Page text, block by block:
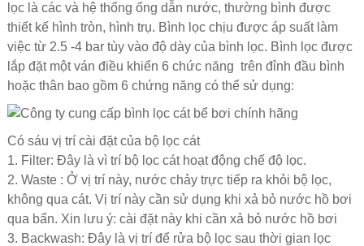
lọc là các và hệ thống ống dẫn nước, thường bình được
thiết kế hình tròn, hình trụ. Bình lọc chịu được áp suất làm
việc từ 2.5 -4 bar tùy vào độ dày của bình lọc. Bình lọc được
lắp đặt một ván điều khiển 6 chức năng trên đỉnh đầu bình
hoặc thân bao gồm 6 chứng năng có thể sử dụng:
Có sáu vị trí cài đặt của bộ lọc cát
1. Filter: Đây là vì trí bộ lọc cát hoạt động chế độ lọc.
2. Waste : Ở vị trí này, nước chảy trực tiếp ra khỏi bộ lọc,
không qua cát. Vị trí này cần sử dụng khi xả bỏ nước hồ bơi
qua bẩn. Xin lưu ý: cài đặt này khi cần xả bỏ nước hồ bơi
3. Backwash: Đây là vị trí để rửa bộ lọc sau thời gian lọc